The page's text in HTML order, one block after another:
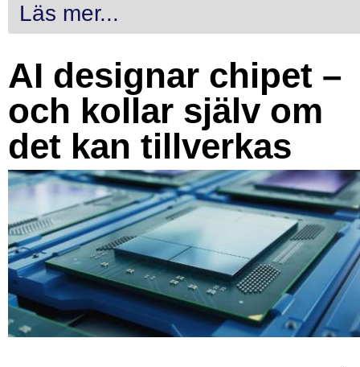
Läs mer...
AI designar chipet –
och kollar själv om
det kan tillverkas